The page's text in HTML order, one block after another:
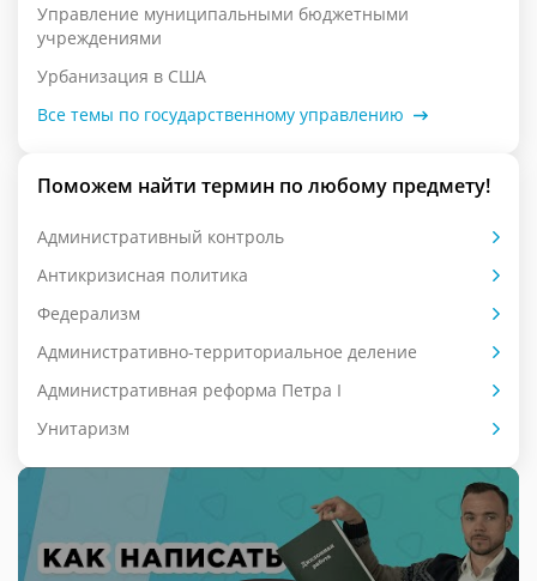
Управление муниципальными бюджетными
учреждениями
Урбанизация в США
Все темы по государственному управлению
Поможем найти термин по любому предмету!
Административный контроль
Антикризисная политика
Федерализм
Административно-территориальное деление
Административная реформа Петра I
Унитаризм